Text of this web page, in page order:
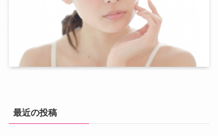
最近の投稿